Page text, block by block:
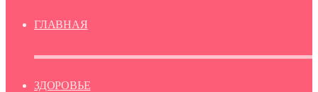
ГЛАВНАЯ
ЗДОРОВЬЕ